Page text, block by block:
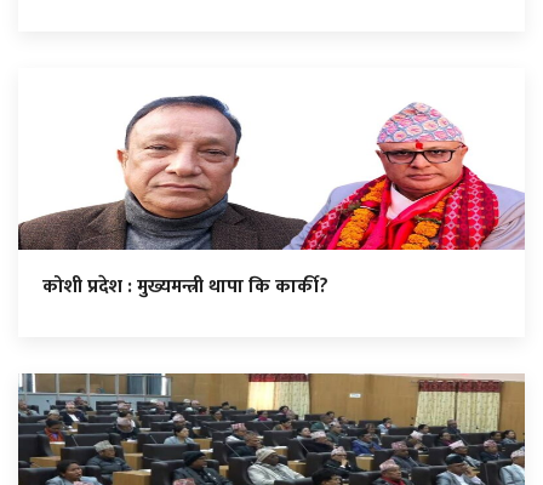
कोशी प्रदेश : मुख्यमन्त्री थापा कि कार्की?